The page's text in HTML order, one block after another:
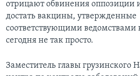
отрицают обвинения оппозиции
достать вакцины, утвержденные
соответствующими
сегодня не так просто.
Заместитель главы грузинского